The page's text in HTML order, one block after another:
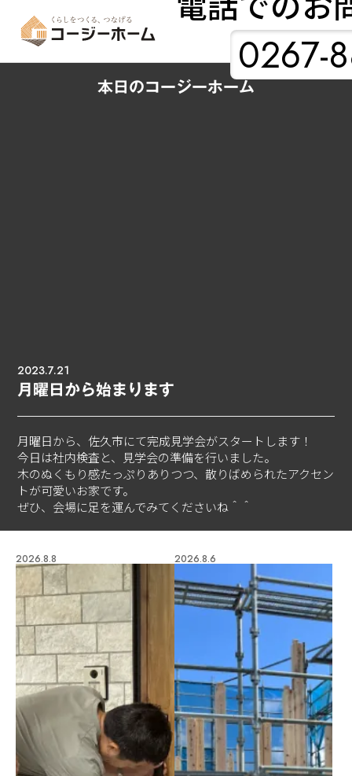
0267-
2023.7.21
月曜日から始まります
月曜日から、佐久市にて完成見学会がスタートします！
今日は社内検査と、見学会の準備を行いました。
木のぬくもり感たっぷりありつつ、散りばめられたアクセン
トが可愛いお家です。
ぜひ、会場に足を運んでみてくださいね＾＾
本日のコージーホーム
2026.8.8 2026.8.6